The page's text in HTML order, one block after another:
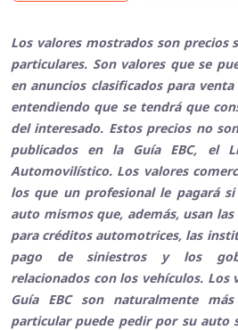
Los valores mostrados son precios
particulares. Son valores que se
en anuncios clasificados para
entendiendo que se tendrá que
del interesado. Estos precios no
publicados en la Guía EBC, el
Automovilístico. Los valores
los que un profesional le pagará
auto mismos que, además, usan
para créditos automotrices, las
pago de siniestros y los
relacionados con los vehículos. Los
Guía EBC son naturalmente
particular puede pedir por su auto